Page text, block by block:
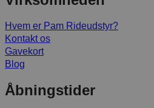
Hvem er Pam Rideudstyr?
Kontakt os
Gavekort
Blog
Åbningstider